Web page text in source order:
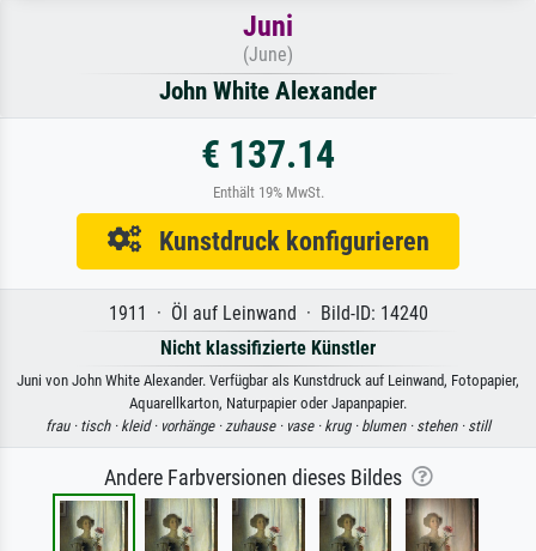
Juni
(June)
John White Alexander
€ 137.14
Enthält 19% MwSt.
Kunstdruck konfigurieren
1911 · Öl auf Leinwand · Bild-ID: 14240
Nicht klassifizierte Künstler
Juni von John White Alexander. Verfügbar als Kunstdruck auf Leinwand, Fotopapier,
Aquarellkarton, Naturpapier oder Japanpapier.
frau · tisch · kleid · vorhänge ·zuhause · vase · krug · blumen · stehen · still
Andere Farbversionen dieses Bildes